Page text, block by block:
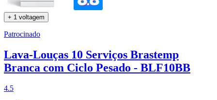
+ 1 voltagem
Patrocinado
Lava-Louças 10 Serviços Brastemp
Branca com Ciclo Pesado - BLF10BB
4.5